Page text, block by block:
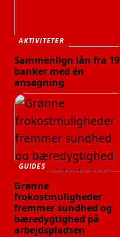
AKTIVITETER
Sammenlign lån fra 19
banker med én
ansøgning
GUIDES
Grønne
frokostmuligheder
fremmer sundhed og
bæredygtighed på
arbejdspladsen